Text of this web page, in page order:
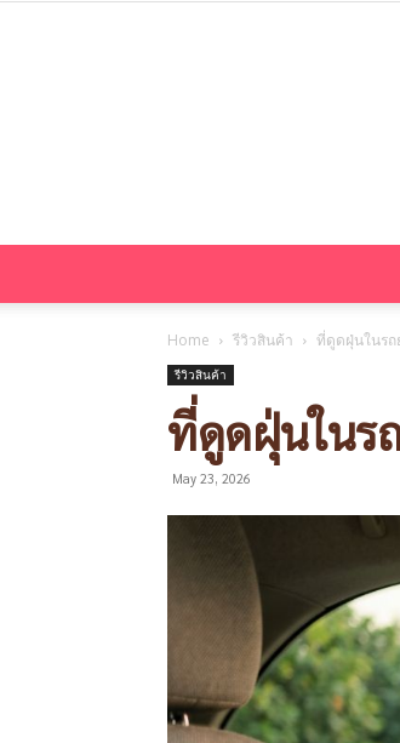
Home รีวิวสินค้า ที่ดูดฝุ่นในรถ
รีวิวสินค้า
ที่ดูดฝุ่นในร
May 23, 2026